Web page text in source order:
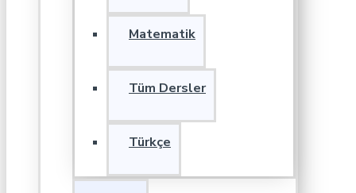
Matematik
Tüm Dersler
Türkçe